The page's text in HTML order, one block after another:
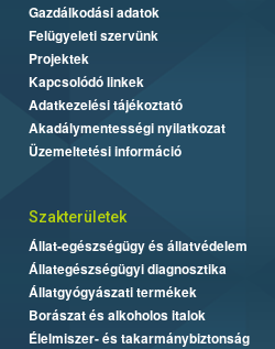
Gazdálkodási adatok
Felügyeleti szervünk
Projektek
Kapcsolódó linkek
Adatkezelési tájékoztató
Akadálymentességi nyilatkozat
Üzemeltetési információ
Szakterületek
Állat-egészségügy és állatvédelem
Állategészségügyi diagnosztika
Állatgyógyászati termékek
Borászat és alkoholos italok
Élelmiszer- és takarmánybiztonság